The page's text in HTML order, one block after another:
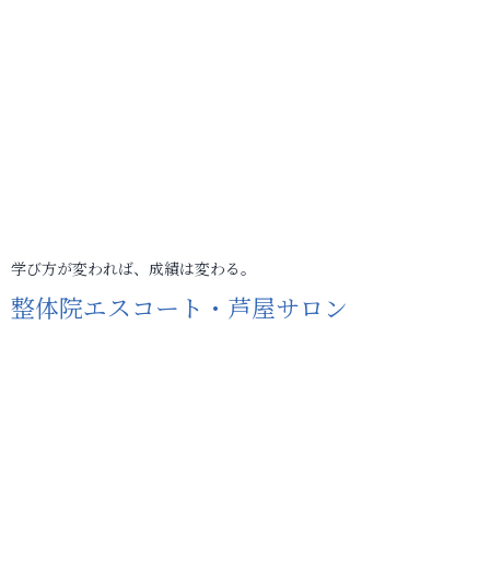
学び方が変われば、成績は変わる。
整体院エスコート・芦屋サロン